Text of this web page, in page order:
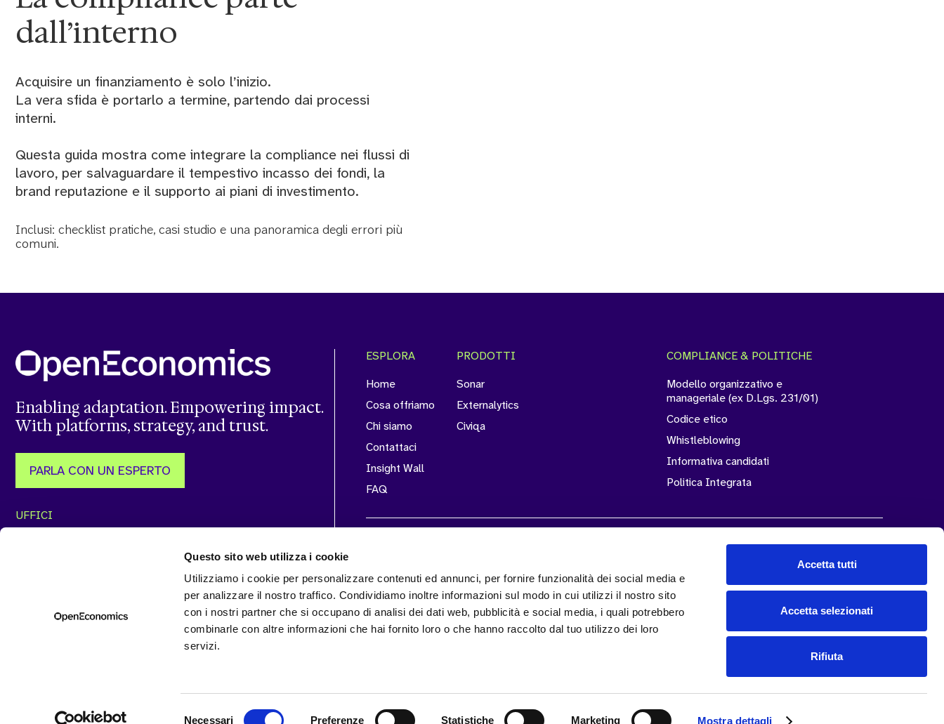
Questo sito web utilizza i cookie
Utilizziamo i cookie per personalizzare contenuti ed annunci, per fornire funzionalità dei social media e
per analizzare il nostro traffico. Condividiamo inoltre informazioni sul modo in cui utilizzi il nostro sito
con i nostri partner che si occupano di analisi dei dati web, pubblicità e social media, i quali potrebbero
combinarle con altre informazioni che hai fornito loro o che hanno raccolto dal tuo utilizzo dei loro
servizi.
Necessari Preferenze Statistiche Marketing Mostra dettagli
Accetta tutti
Accetta selezionati
Rifiuta
dall’interno
Acquisire un finanziamento è solo l’inizio.
La vera sfida è portarlo a termine, partendo dai processi
interni.
Questa guida mostra come integrare la compliance nei flussi di
lavoro, per salvaguardare il tempestivo incasso dei fondi, la
brand reputazione e il supporto ai piani di investimento.
Inclusi: checklist pratiche, casi studio e una panoramica degli errori più
comuni.
Enabling adaptation. Empowering impact.
With platforms, strategy, and trust.
PARLA CON UN ESPERTO
UFFICI
00189 Roma (RM)
+39 068414537
20129 Milano (MI)
SEDE t33
Via Calatafimi, 1
60121,Ancona (AN)
+39 0719715460
ESPLORA
Home
Cosa offriamo
Chi siamo
Contattaci
Insight Wall
FAQ
PRODOTTI
Sonar
Externalytics
Civiqa
COMPLIANCE & POLITICHE
Modello organizzativo e
manageriale (ex D.Lgs. 231/01)
Codice etico
Whistleblowing
Informativa candidati
Politica Integrata
SEGUICI SU